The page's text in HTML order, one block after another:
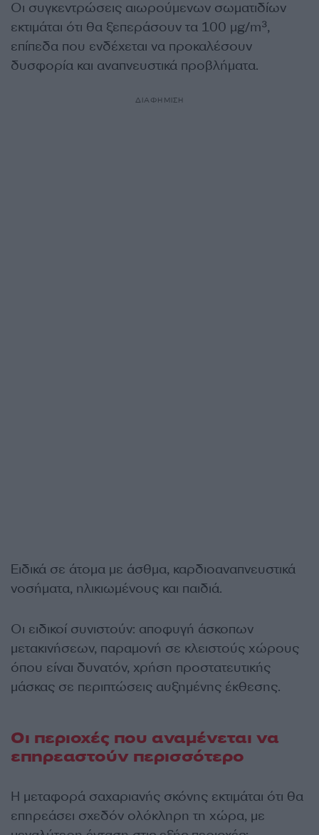
Οι συγκεντρώσεις αιωρούμενων σωματιδίων
εκτιμάται ότι θα ξεπεράσουν τα 100 μg/m³,
επίπεδα που ενδέχεται να προκαλέσουν
δυσφορία και αναπνευστικά προβλήματα.
ΔΙΑΦΗΜΙΣΗ
Ειδικά σε άτομα με άσθμα, καρδιοαναπνευστικά
νοσήματα, ηλικιωμένους και παιδιά.
Οι ειδικοί συνιστούν: αποφυγή άσκοπων
μετακινήσεων, παραμονή σε κλειστούς χώρους
όπου είναι δυνατόν, χρήση προστατευτικής
μάσκας σε περιπτώσεις αυξημένης έκθεσης.
Οι περιοχές που αναμένεται να
επηρεαστούν περισσότερο
Η μεταφορά σαχαριανής σκόνης εκτιμάται ότι θα
επηρεάσει σχεδόν ολόκληρη τη χώρα, με